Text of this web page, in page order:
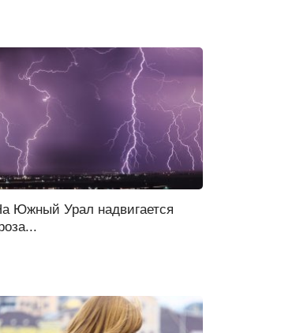
Южный Урал надвигается